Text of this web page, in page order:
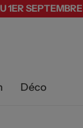
1ER SEPTEMBRE
Déco